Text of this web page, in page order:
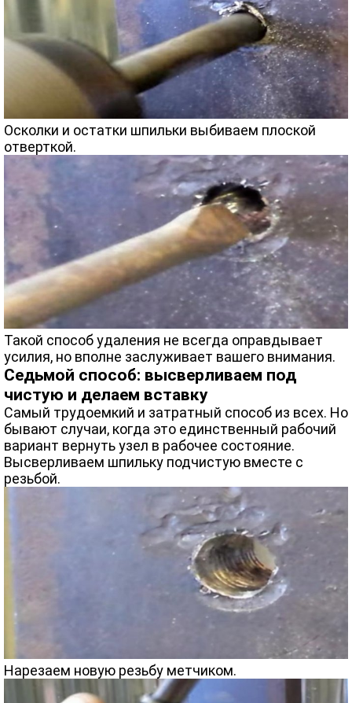
Осколки и остатки шпильки выбиваем плоской
отверткой.
Такой способ удаления не всегда оправдывает
усилия, но вполне заслуживает вашего внимания.
Седьмой способ: высверливаем под
чистую и делаем вставку
Самый трудоемкий и затратный способ из всех. Но
бывают случаи, когда это единственный рабочий
вариант вернуть узел в рабочее состояние.
Высверливаем шпильку подчистую вместе с
резьбой.
Нарезаем новую резьбу метчиком.